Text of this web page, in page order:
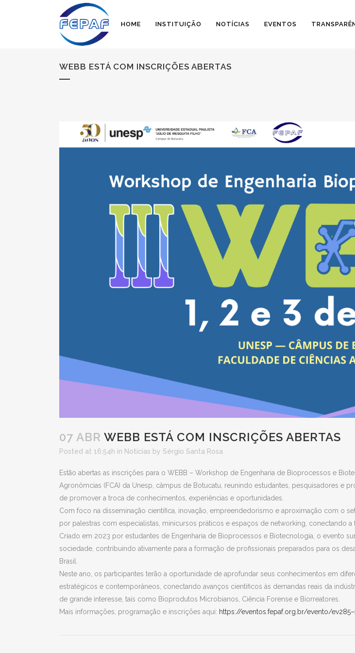
HOME INSTITUIÇÃO NOTÍCIAS EVENTOS
WEBB ESTÁ COM INSCRIÇÕES ABERTAS
07 ABR WEBB ESTÁ COM INSCRIÇÕES ABERTAS
Posted at 16:54h in Noticias by Sérgio Santa Rosa
Estão abertas as inscrições para o WEBB – Workshop de Engenharia de Bioprocessos e
Agronômcias (FCA) da Unesp, câmpus de Botucatu, reunindo estudantes, pesquisadores e
de promover a troca de conhecimentos, experiências e oportunidades.
Com foco na disseminação científica, inovação, empreendedorismo e aproximação com o
por palestras com especialistas, minicursos práticos e espaços de networking, conectando
Criado em 2023 por estudantes de Engenharia de Bioprocessos e Biotecnologia, o evento
sociedade, contribuindo ativamente para a formação de profissionais preparados para os
Brasil.
Neste ano, os participantes terão a oportunidade de aprofundar seus conhecimentos em
estratégicos e contemporâneos, conectando avanços científicos às demandas reais da
de grande interesse, tais como Bioprodutos Microbianos, Ciência Forense e Biorreatores.
Mais informações, programação e inscrições aqui: https://eventos.fepaf.org.br/evento/